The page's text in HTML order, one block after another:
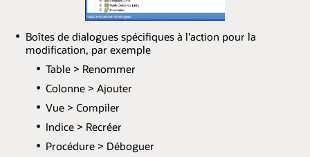
Boîtes de dialogues spécifiques à l'action pour la
modification, par exemple
Table > Renommer
Colonne > Ajouter
Vue > Compiler
Indice > Recréer
Procédure > Déboguer